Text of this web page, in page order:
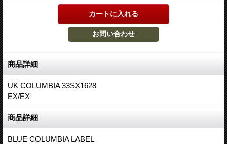
商品詳細
UK COLUMBIA 33SX1628
EX/EX
商品詳細
BLUE COLUMBIA LABEL